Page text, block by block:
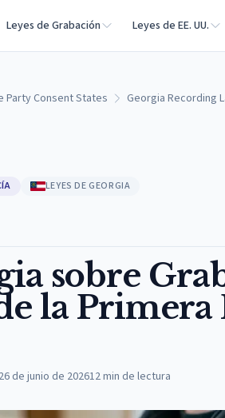
Leyes de Grabación Leyes de EE. UU.
Party Consent States Georgia Recording
LEYES DE GEORGIA
sobre
la
26 de junio de 202612min de lectura